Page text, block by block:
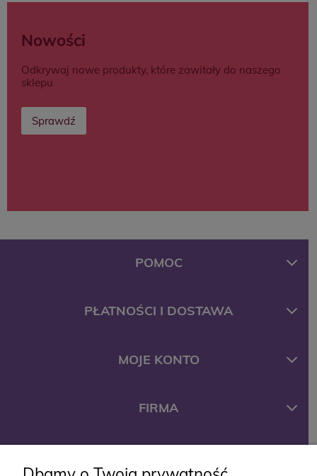
Nowości
Odkrywaj nowe produkty, które zawitały do naszego
sklepu
Sprawdź
POMOC
PŁATNOŚCI I DOSTAWA
MOJE KONTO
FIRMA